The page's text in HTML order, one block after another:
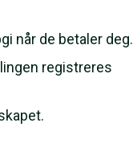
når de betaler deg.
registreres